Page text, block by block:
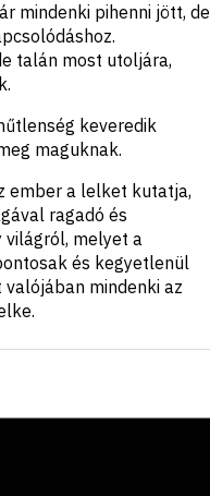
mindenki pihenni jött, de
talán most utoljára,
keveredik
maguknak.
ember a lelket kutatja,
ragadó és
melyet a
és kegyetlenül
mindenki az